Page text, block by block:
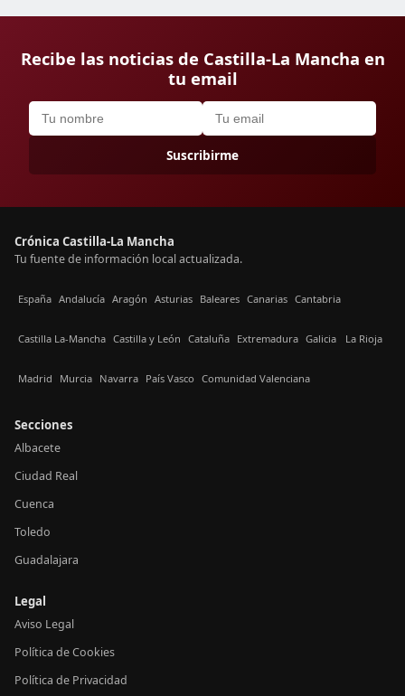
Recibe las noticias de Castilla-La Mancha en
tu email
Suscribirme
Crónica Castilla-La Mancha
Tu fuente de información local actualizada.
España Andalucía Aragón Asturias Baleares Canarias Cantabria
Castilla La-Mancha Castilla y León Cataluña Extremadura Galicia La Rioja
Madrid Murcia Navarra País Vasco Comunidad Valenciana
Secciones
Albacete
Ciudad Real
Cuenca
Toledo
Guadalajara
Legal
Aviso Legal
Política de Cookies
Política de Privacidad